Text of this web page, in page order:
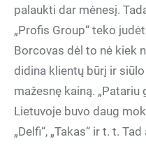
palaukti dar mėnesį.
„Profis Group“ teko
Borcovas dėl to nė kiek
didina klientų būrį ir
mažesnę kainą.
Lietuvoje buvo daug
„Delfi“, „Takas“ ir t. t.